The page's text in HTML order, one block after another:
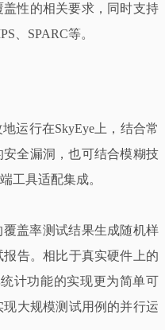
性的相关要求，同时支持
、SPARC等。
运行在SkyEye上，结合常
全漏洞，也可结合模糊技
工具适配集成。
盖率测试结果生成随机样
告。相比于真实硬件上的
计功能的实现更为简单可
大规模测试用例的并行运